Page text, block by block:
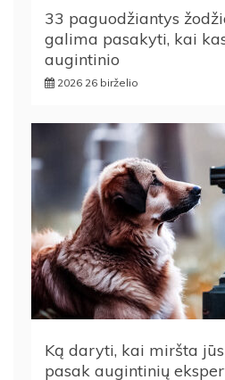
33 paguodžiantys
galima pasakyti, kai
augintinio
2026 26 birželio
Ką daryti, kai miršta
pasak augintinių